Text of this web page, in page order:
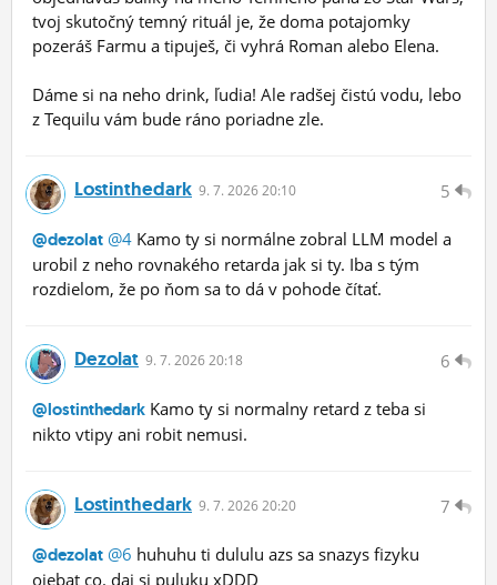
tvoj skutočný temný rituál je, že doma potajomky
pozeráš Farmu a tipuješ, či vyhrá Roman alebo Elena.
Dáme si na neho drink, ľudia! Ale radšej čistú vodu, lebo
z Tequilu vám bude ráno poriadne zle.
5
Lostinthedark 9. 7. 2026 20:10
@dezolat @4 Kamo ty si normálne zobral LLM model a
urobil z neho rovnakého retarda jak si ty. Iba s tým
rozdielom, že po ňom sa to dá v pohode čítať.
6
Dezolat 9. 7. 2026 20:18
@lostinthedark Kamo ty si normalny retard z teba si
nikto vtipy ani robit nemusi.
7
Lostinthedark 9. 7. 2026 20:20
@dezolat @6 huhuhu ti dululu azs sa snazys fizyku
ojebat co. daj si puluku xDDD